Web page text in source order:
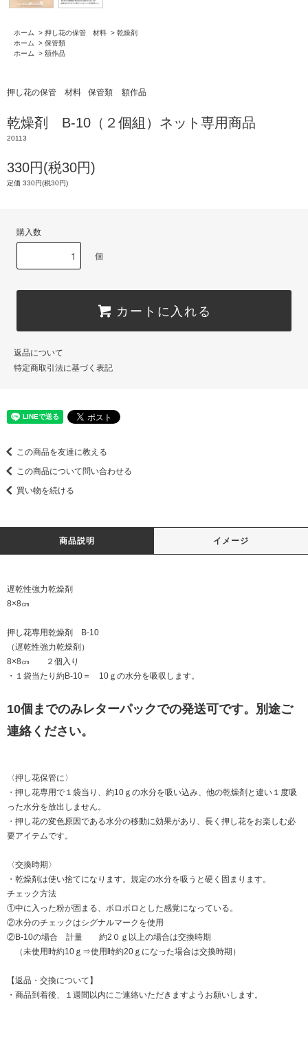
ホーム > 押し花の保管 材料 > 乾燥剤
ホーム
> 保管類
ホーム
> 額作品
押し花の保管 材料 保管類 額作品
乾燥剤 B-10（２個組）ネット専用商品
20113
330円(税30円)
定価 330円(税30円)
購入数
個
カートに入れる
返品について
特定商取引法に基づく表記
この商品を友達に教える
この商品について問い合わせる
買い物を続ける
商品説明 イメージ
遅乾性強力乾燥剤
8×8㎝
押し花専用乾燥剤 B-10
（遅乾性強力乾燥剤）
8×8㎝ ２個入り
・１袋当たり約B-10＝ 10ｇの水分を吸収します。
10個までのみレターパックでの発送可です。別途ご
連絡ください。
〈押し花保管に〉
・押し花専用で１袋当り、約10ｇの水分を吸い込み、他の乾燥剤と違い１度吸
った水分を放出しません。
・押し花の変色原因である水分の移動に効果があり、長く押し花をお楽しむ必
要アイテムです。
〈交換時期〉
・乾燥剤は使い捨てになります。規定の水分を吸うと硬く固まります。
チェック方法
①中に入った粉が固まる、ボロボロとした感覚になっている。
②水分のチェックはシグナルマークを使用
②B-10の場合 計量 約2０ｇ以上の場合は交換時期
（未使用時約10ｇ⇒使用時約20ｇになった場合は交換時期）
【返品・交換について】
・商品到着後、１週間以内にご連絡いただきますようお願いします。